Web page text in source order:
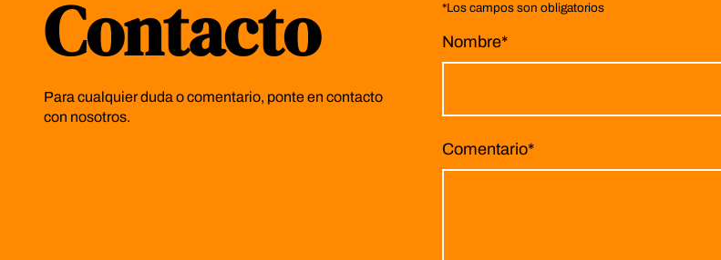
Contacto
Para cualquier duda o comentario, ponte en contacto
con nosotros.
*Los campos son obligatorios
Nombre*
Comentario*